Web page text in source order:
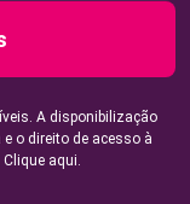
A disponibilização
o direito de acesso à
Clique aqui.